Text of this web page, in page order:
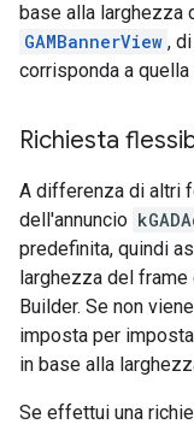
base alla larghezza
GAMBannerView ,
corrisponda a
Richiesta
A differenza di altri
dell'annuncio
predefinita, quindi
larghezza del
Builder. Se non
imposta per
in base alla
Se effettui una